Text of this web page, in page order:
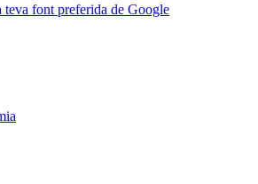
font preferida de Google